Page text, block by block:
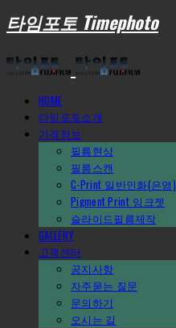
타임포토 Timephoto
HOME
타임포토소개
가격정보
필름현상
필름스캔
C-Print_일반인화(은염)
Pigment Print_잉크젯
슬라이드필름제작
GALLERY
고객센터
공지사항
자주묻는 질문
문의하기
오시는 길